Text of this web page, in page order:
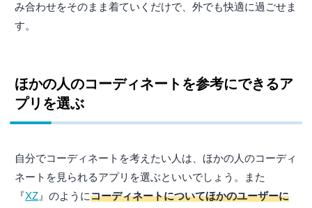
み合わせをそのまま着ていくだけで、外でも快適に過ごせま
す。
ほかの人のコーディネートを参考にできるア
プリを選ぶ
自分でコーディネートを考えたい人は、ほかの人のコーディ
ネートを見られるアプリを選ぶといいでしょう。また
『XZ』のようにコーディネートについてほかのユーザーに